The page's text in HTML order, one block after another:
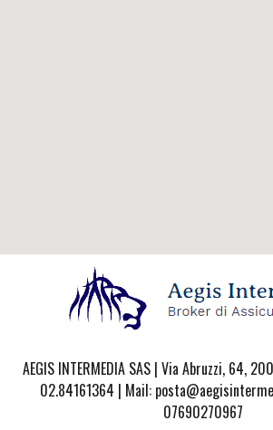
AEGIS INTERMEDIA SAS | Via Abruzzi, 64,
02.84161364 | Mail:
07690270967